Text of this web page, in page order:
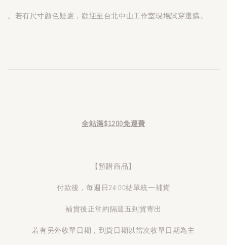
。若有尺寸顏色疑慮，歡迎至台北中山工作室現場試穿選購。
全站滿$1200免運費
【預購商品】
付款後，每週日24:00結單統一補貨
補貨後正常約隔週五到貨寄出
若有另外收單日期，到貨日期以當次收單日期為主